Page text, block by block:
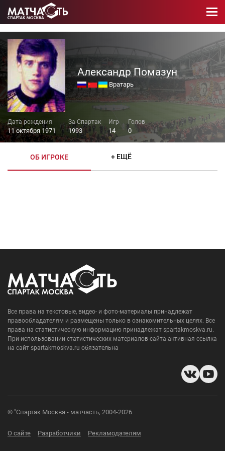
Александр Помазун
Вратарь
11 октября 1971 1993 14 0
ОБ ИГРОКЕ + ЕЩЁ
Все права на текстовые, видео- и фото-материалы принадлежат
правообладателям и размещены только в ознакомительных целях. Все
права на статистическую информацию принадлежат spartakmoskva.ru.
При использовании статистических материалов сайта активная ссылка
на сайт spartakmoskva.ru обязательна
© "Спартак Москва - матчасть, 2004-2026
О сайте Разработчики Рекламодателям